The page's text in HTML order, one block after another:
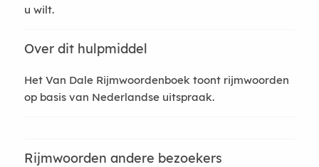
u wilt.
Over dit hulpmiddel
Het Van Dale Rijmwoordenboek toont rijmwoorden
op basis van Nederlandse uitspraak.
Rijmwoorden andere bezoekers